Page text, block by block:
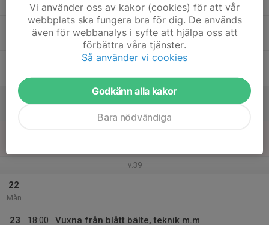
20
v.39
22
Mån
23
18:00
Vuxna från blått bälte, teknik m.m
Vi använder oss av kakor (cookies) för att vår
webbplats ska fungera bra för dig. De används
även för webbanalys i syfte att hjälpa oss att
förbättra våra tjänster.
Så använder vi cookies
Godkänn alla kakor
Bara nödvändiga